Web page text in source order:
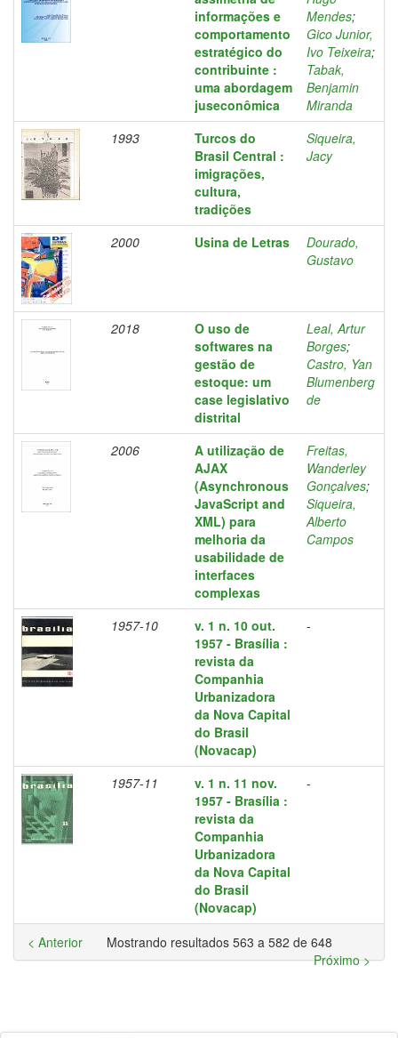
informações e
comportamento
estratégico do
contribuinte :
uma abordagem
juseconômica
Mendes;
Gico Junior,
Ivo Teixeira;
Tabak,
Benjamin
Miranda
1993
Turcos do
Brasil Central :
imigrações,
cultura,
tradições
Siqueira,
Jacy
2000 Usina de Letras
Dourado,
Gustavo
2018
O uso de
softwares na
gestão de
estoque: um
case legislativo
distrital
Leal, Artur
Borges;
Castro, Yan
Blumenberg
de
2006
A utilização de
AJAX
(Asynchronous
JavaScript and
XML) para
melhoria da
usabilidade de
interfaces
complexas
Freitas,
Wanderley
Gonçalves;
Siqueira,
Alberto
Campos
1957-10
v. 1 n. 10 out.
1957 - Brasília :
revista da
Companhia
Urbanizadora
da Nova Capital
do Brasil
(Novacap)
-
1957-11
v. 1 n. 11 nov.
1957 - Brasília :
revista da
Companhia
Urbanizadora
da Nova Capital
do Brasil
(Novacap)
-
Mostrando resultados 563 a 582 de 648
< Anterior
Próximo >